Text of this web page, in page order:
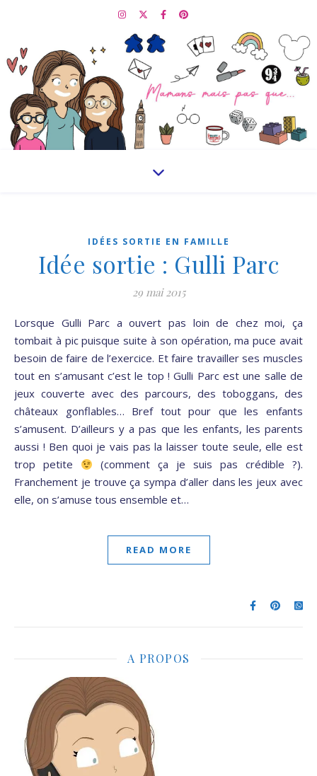
IDÉES SORTIE EN FAMILLE
Idée sortie : Gulli Parc
29 mai 2015
Lorsque Gulli Parc a ouvert pas loin de chez moi, ça
tombait à pic puisque suite à son opération, ma puce avait
besoin de faire de l’exercice. Et faire travailler ses muscles
tout en s’amusant c’est le top ! Gulli Parc est une salle de
jeux couverte avec des parcours, des toboggans, des
châteaux gonflables… Bref tout pour que les enfants
s’amusent. D’ailleurs y a pas que les enfants, les parents
aussi ! Ben quoi je vais pas la laisser toute seule, elle est
trop petite
(comment ça je suis pas crédible ?).
Franchement je trouve ça sympa d’aller dans les jeux avec
elle, on s’amuse tous ensemble et…
READ MORE
A PROPOS